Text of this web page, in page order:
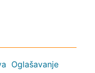
Oglašavanje